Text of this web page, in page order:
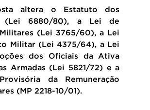
altera o Estatuto dos
(Lei 6880/80), a Lei de
Militares (Lei 3765/60), a Lei
Militar (Lei 4375/64), a Lei
dos Oficiais da Ativa
Armadas (Lei 5821/72) e a
da Remuneração
(MP 2218-10/01).